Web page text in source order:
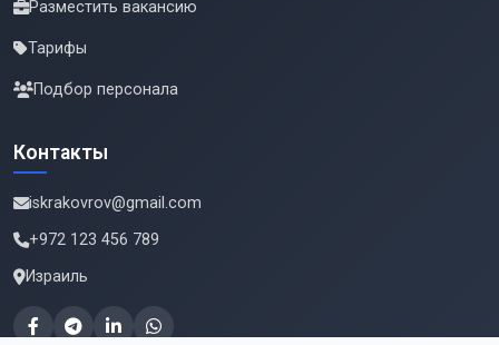
Разместить вакансию
Тарифы
Подбор персонала
Контакты
iskrakovrov@gmail.com
+972 123 456 789
Израиль